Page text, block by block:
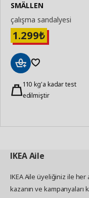
SMÄLLEN
çalışma sandalyesi
1.299₺
Ekle 110 kg'a kadar test
edilmiştir
IKEAAile
IKEA Aile üyeliğiniz ile her
kazanın ve kampanyaları